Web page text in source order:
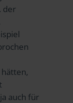
der
auch für